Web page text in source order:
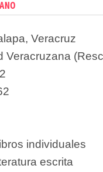
Veracruz
Veracruzana
individuales
escrita